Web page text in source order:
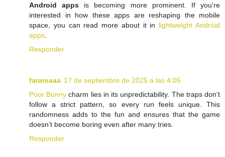
Android apps is becoming more prominent. If you're
interested in how these apps are reshaping the mobile
space, you can read more about it in lightweight Android
apps.
Responder
farareaaa 17 de septiembre de 2025 a las 4:05
Poor Bunny charm lies in its unpredictability. The traps don’t
follow a strict pattern, so every run feels unique. This
randomness adds to the fun and ensures that the game
doesn’t become boring even after many tries.
Responder